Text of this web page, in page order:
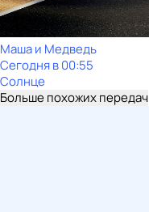
Маша и Медведь
Сегодня в 00:55
Солнце
Больше похожих передач